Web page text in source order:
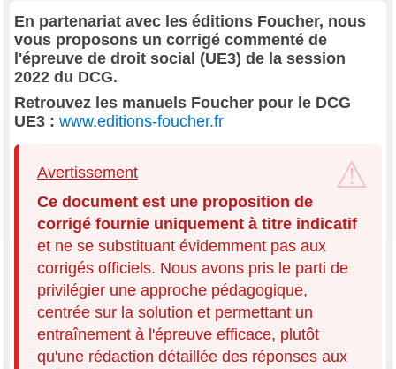
En partenariat avec les éditions Foucher, nous
vous proposons un corrigé commenté de
l'épreuve de droit social (UE3) de la session
2022 du DCG.
Retrouvez les manuels Foucher pour le DCG
UE3 : www.editions-foucher.fr
Avertissement
Ce document est une proposition de
corrigé fournie uniquement à titre indicatif
et ne se substituant évidemment pas aux
corrigés officiels. Nous avons pris le parti de
privilégier une approche pédagogique,
centrée sur la solution et permettant un
entraînement à l'épreuve efficace, plutôt
qu'une rédaction détaillée des réponses aux